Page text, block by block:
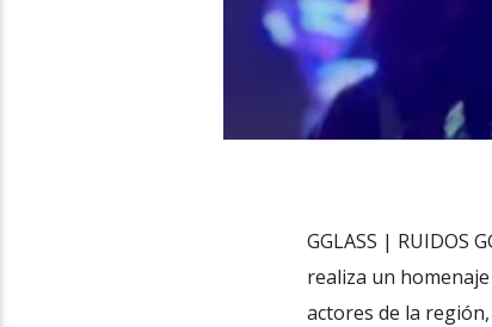
GGLASS | RUIDOS
realiza un
actores de la